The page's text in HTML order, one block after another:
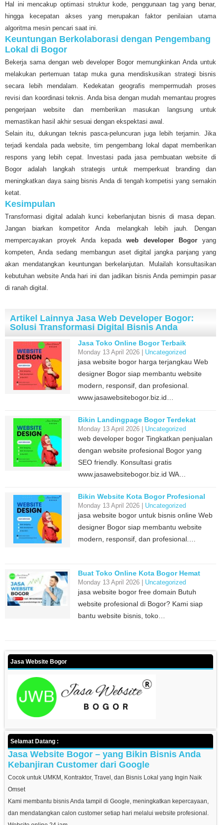
Hal ini mencakup optimasi struktur kode, penggunaan tag yang benar,
hingga kecepatan akses yang merupakan faktor penilaian utama
algoritma mesin pencari saat ini.
Keuntungan Berkolaborasi dengan Pengembang
Lokal di Bogor
Bekerja sama dengan web developer Bogor memungkinkan Anda untuk
melakukan pertemuan tatap muka guna mendiskusikan strategi bisnis
secara lebih mendalam. Kedekatan geografis mempermudah proses
revisi dan koordinasi teknis. Anda bisa dengan mudah memantau progres
pengerjaan website dan memberikan masukan langsung untuk
memastikan hasil akhir sesuai dengan ekspektasi awal.
Selain itu, dukungan teknis pasca-peluncuran juga lebih terjamin. Jika
terjadi kendala pada website, tim pengembang lokal dapat memberikan
respons yang lebih cepat. Investasi pada jasa pembuatan website di
Bogor adalah langkah strategis untuk memperkuat branding dan
meningkatkan daya saing bisnis Anda di tengah kompetisi yang semakin
ketat.
Kesimpulan
Transformasi digital adalah kunci keberlanjutan bisnis di masa depan.
Jangan biarkan kompetitor Anda melangkah lebih jauh. Dengan
mempercayakan proyek Anda kepada web developer Bogor yang
kompeten, Anda sedang membangun aset digital jangka panjang yang
akan mendatangkan keuntungan berkelanjutan. Mulailah konsultasikan
kebutuhan website Anda hari ini dan jadikan bisnis Anda pemimpin pasar
di ranah digital.
Artikel Lainnya Jasa Web Developer Bogor:
Solusi Transformasi Digital Bisnis Anda
Jasa Toko Online Bogor Terbaik
Monday 13 April 2026 | Uncategorized
jasa website bogor harga terjangkau Web
designer Bogor siap membantu website
modern, responsif, dan profesional.
www.jasawebsitebogor.biz.id…
Bikin Landingpage Bogor Terdekat
Monday 13 April 2026 | Uncategorized
web developer bogor Tingkatkan penjualan
dengan website profesional Bogor yang
SEO friendly. Konsultasi gratis
www.jasawebsitebogor.biz.id WA…
Bikin Website Kota Bogor Profesional
Monday 13 April 2026 | Uncategorized
jasa website bogor untuk bisnis online Web
designer Bogor siap membantu website
modern, responsif, dan profesional.…
Buat Toko Online Kota Bogor Hemat
Monday 13 April 2026 | Uncategorized
jasa website bogor free domain Butuh
website profesional di Bogor? Kami siap
bantu website bisnis, toko…
Jasa Website Bogor
Selamat Datang :
Jasa Website Bogor – yang Bikin Bisnis Anda
Kebanjiran Customer dari Google
Cocok untuk UMKM, Kontraktor, Travel, dan Bisnis Lokal yang Ingin Naik
Omset
Kami membantu bisnis Anda tampil di Google, meningkatkan kepercayaan,
dan mendatangkan calon customer setiap hari melalui website profesional.